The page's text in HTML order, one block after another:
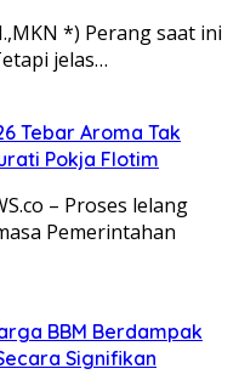
*) Perang saat ini
jelas…
Tebar Aroma Tak
Pokja Flotim
– Proses lelang
Pemerintahan
BBM Berdampak
Signifikan